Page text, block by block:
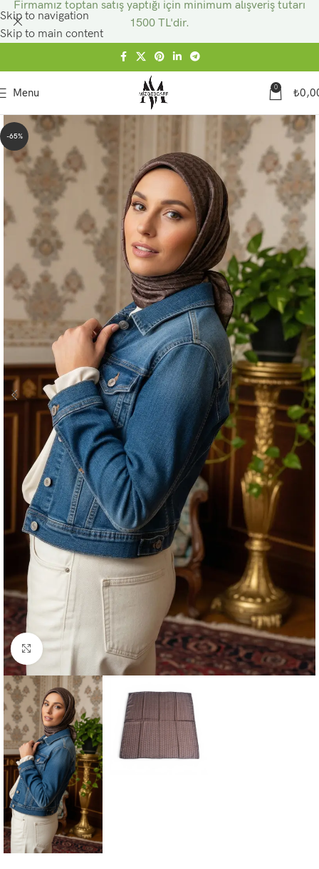
Skip to navigation
Skip to main content
Menu 0 ₺
-65%
Click to enlarge
Firmamız toptan satış yaptığı için minimum alışveriş tutarı
1500 TL'dir.